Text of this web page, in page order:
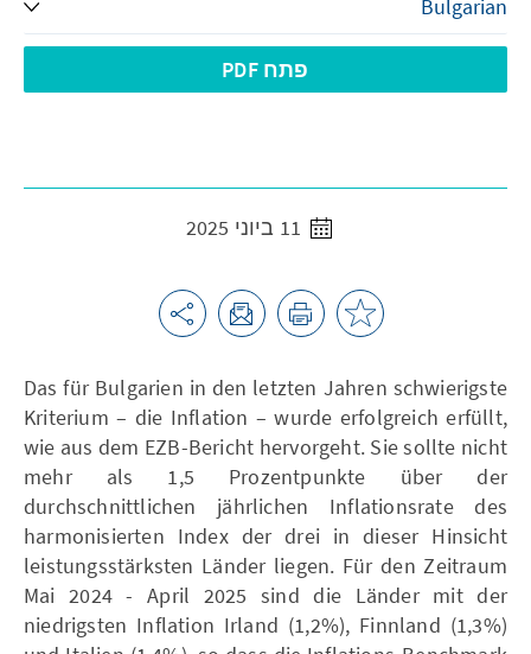
פתח PDF
Das für Bulgarien in den letzten Jahren schwierigste
Kriterium – die Inflation – wurde erfolgreich erfüllt,
wie aus dem EZB-Bericht hervorgeht. Sie sollte nicht
mehr als 1,5 Prozentpunkte über der
durchschnittlichen jährlichen Inflationsrate des
harmonisierten Index der drei in dieser Hinsicht
leistungsstärksten Länder liegen. Für den Zeitraum
Mai 2024 - April 2025 sind die Länder mit der
niedrigsten Inflation Irland (1,2%), Finnland (1,3%)